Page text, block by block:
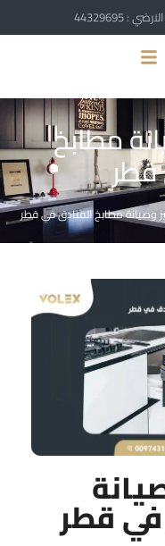
: 44329695
مطابخ
قطر
وصيانة مطابخ الفنادق في قطر
في قطر